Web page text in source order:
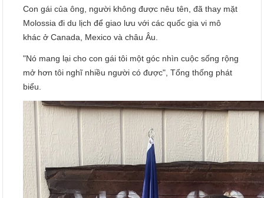
Con gái của ông, người không được nêu tên, đã thay mặt
Molossia đi du lịch để giao lưu với các quốc gia vi mô
khác ở Canada, Mexico và châu Âu.
"Nó mang lại cho con gái tôi một góc nhìn cuộc sống rộng
mở hơn tôi nghĩ nhiều người có được", Tổng thống phát
biểu.